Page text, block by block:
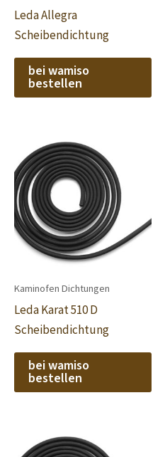
Leda Allegra
Scheibendichtung
bei wamiso
bestellen
Kaminofen Dichtungen
Leda Karat 510 D
Scheibendichtung
bei wamiso
bestellen